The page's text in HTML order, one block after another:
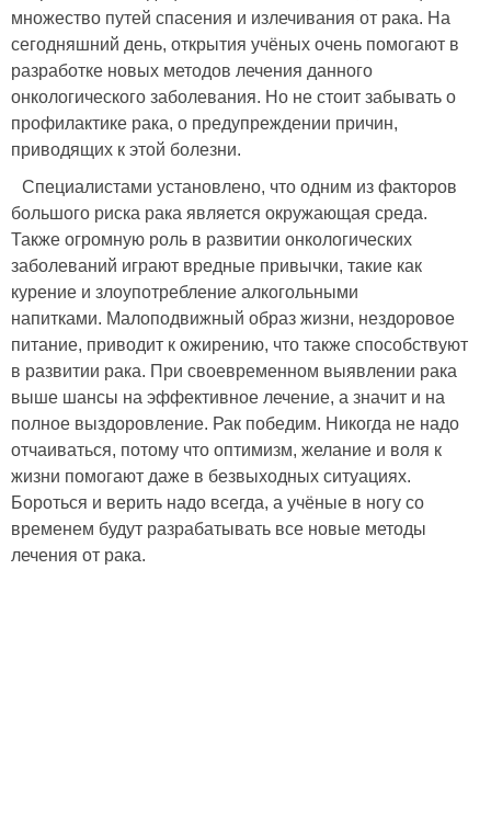
множество путей спасения и излечивания от рака. На
сегодняшний день, открытия учёных очень помогают в
разработке новых методов лечения данного
онкологического заболевания. Но не стоит забывать о
профилактике рака, о предупреждении причин,
приводящих к этой болезни.
Специалистами установлено, что одним из факторов
большого риска рака является окружающая среда.
Также огромную роль в развитии онкологических
заболеваний играют вредные привычки, такие как
курение и злоупотребление алкогольными
напитками. Малоподвижный образ жизни, нездоровое
питание, приводит к ожирению, что также способствуют
в развитии рака. При своевременном выявлении рака
выше шансы на эффективное лечение, а значит и на
полное выздоровление. Рак победим. Никогда не надо
отчаиваться, потому что оптимизм, желание и воля к
жизни помогают даже в безвыходных ситуациях.
Бороться и верить надо всегда, а учёные в ногу со
временем будут разрабатывать все новые методы
лечения от рака.